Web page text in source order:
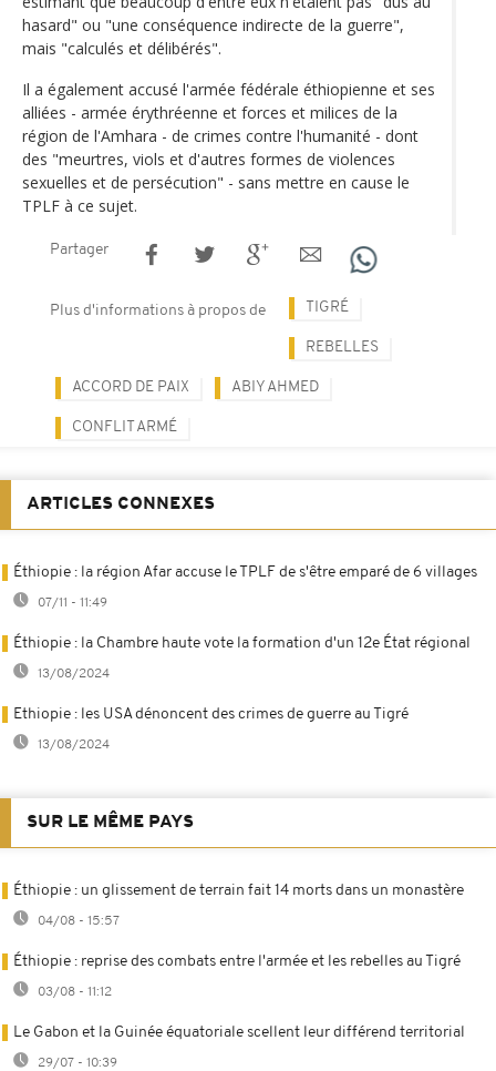
hasard" ou "une conséquence indirecte de la guerre",
mais "calculés et délibérés".
Il a également accusé l'armée fédérale éthiopienne et ses
alliées - armée érythréenne et forces et milices de la
région de l'Amhara - de crimes contre l'humanité - dont
des "meurtres, viols et d'autres formes de violences
sexuelles et de persécution" - sans mettre en cause le
TPLF à ce sujet.
Partager
Plus d'informations à propos de TIGRÉ
REBELLES
ACCORD DE PAIX ABIY AHMED
CONFLIT ARMÉ
ARTICLES CONNEXES
Éthiopie : la région Afar accuse le TPLF de s'être emparé de 6 villages
07/11 - 11:49
Éthiopie : la Chambre haute vote la formation d'un 12e État régional
13/08/2024
Ethiopie : les USA dénoncent des crimes de guerre au Tigré
13/08/2024
SUR LE MÊME PAYS
Éthiopie : un glissement de terrain fait 14 morts dans un monastère
04/08 - 15:57
Éthiopie : reprise des combats entre l'armée et les rebelles au Tigré
03/08 - 11:12
Le Gabon et la Guinée équatoriale scellent leur différend territorial
29/07 - 10:39